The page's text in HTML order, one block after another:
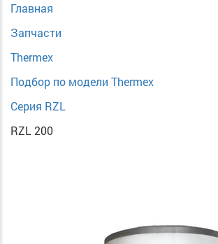
Главная
Запчасти
Thermex
Подбор по модели Thermex
Cерия RZL
RZL 200